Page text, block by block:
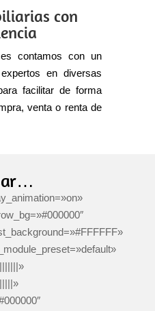
con
contamos con un
en diversas
facilitar de forma
venta o renta de